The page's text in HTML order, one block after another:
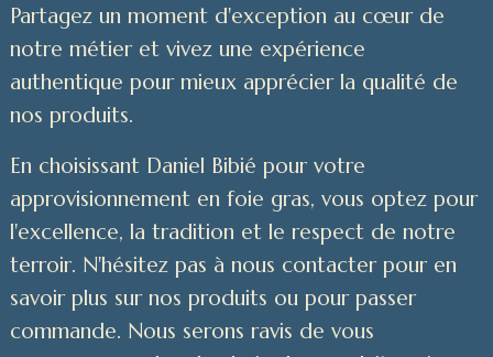
Partagez un moment d'exception au cœur de
notre métier et vivez une expérience
authentique pour mieux apprécier la qualité de
nos produits.
En choisissant Daniel Bibié pour votre
approvisionnement en foie gras, vous optez pour
l'excellence, la tradition et le respect de notre
terroir. N'hésitez pas à nous contacter pour en
savoir plus sur nos produits ou pour passer
commande. Nous serons ravis de vous